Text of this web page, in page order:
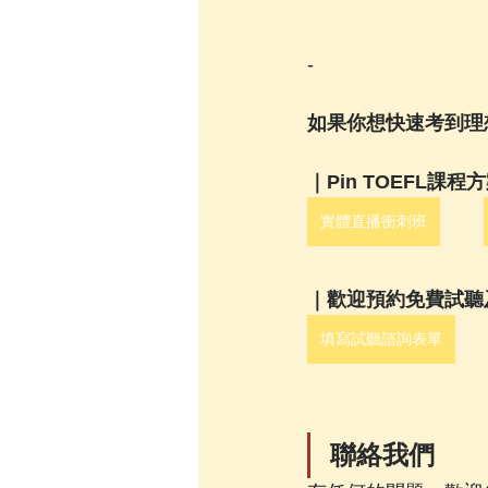
-
如果你想快速考到
｜Pin TOEFL課程
實體直播衝刺班
｜歡迎預約免費試
填寫試聽諮詢表單
聯絡我們